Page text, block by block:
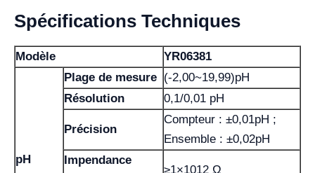
Spécifications Techniques
Modèle YR06381
pH
Plage de mesure (-2,00~19,99)pH
Résolution
0,1/0,01 pH
Précision
Compteur : ±0,01pH ;
Ensemble : ±0,02pH
Impendance
≥1×1012 Ω